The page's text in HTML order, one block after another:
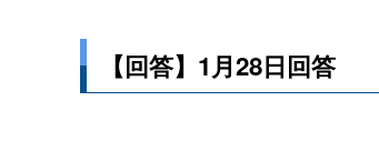
【回答】1月28日回答